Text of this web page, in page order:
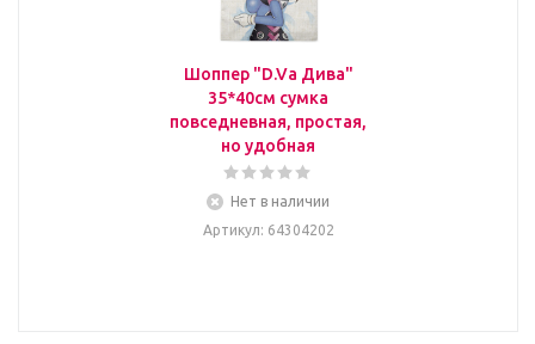
Шоппер "D.Va Дива"
35*40см сумка
повседневная, простая,
но удобная
Нет в наличии
Артикул: 64304202